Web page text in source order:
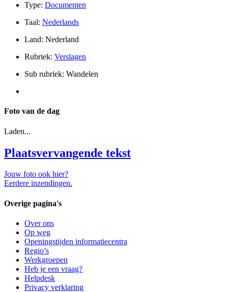
Type: Documenten
Taal: Nederlands
Land: Nederland
Rubriek: Verslagen
Sub rubriek: Wandelen
Foto van de dag
Laden...
Plaatsvervangende tekst
Jouw foto ook hier?
Eerdere inzendingen.
Overige pagina's
Over ons
Op weg
Openingstijden informatiecentra
Regio’s
Werkgroepen
Heb je een vraag?
Helpdesk
Privacy verklaring